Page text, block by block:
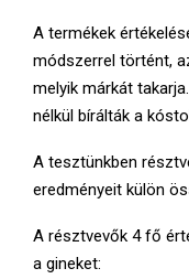
A termékek
módszerrel történt,
melyik márkát
nélkül bírálták a
A tesztünkben
eredményeit külön
A résztvevők 4 fő
a gineket: